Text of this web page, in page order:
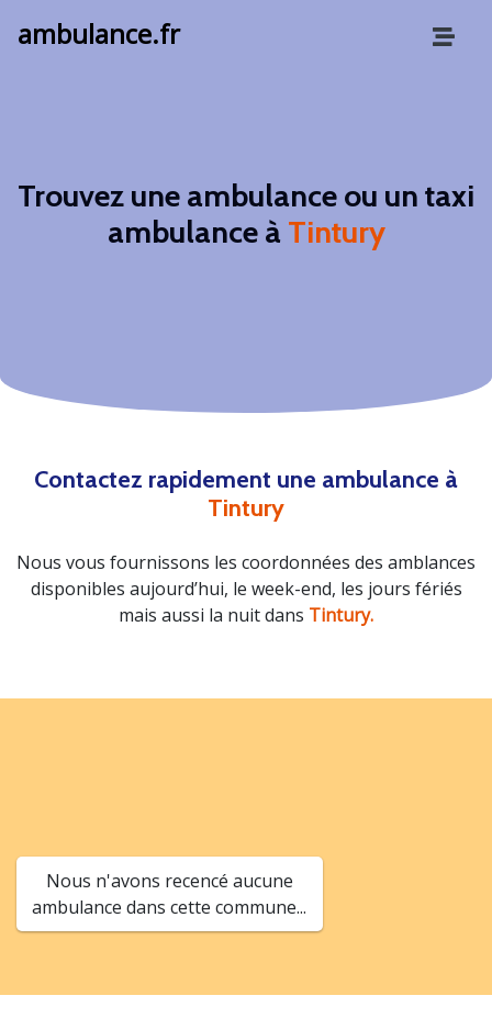
ambulance.fr
Trouvez une ambulance ou un taxi
ambulance à Tintury
Contactez rapidement une ambulance à
Tintury
Nous vous fournissons les coordonnées des amblances
disponibles aujourd’hui, le week-end, les jours fériés
mais aussi la nuit dans Tintury.
Nous n'avons recencé aucune
ambulance dans cette commune...